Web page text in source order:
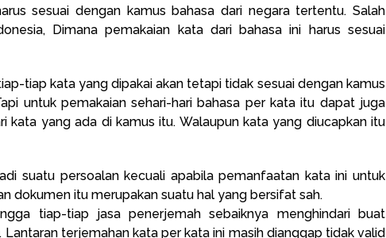
sesuai dengan kamus bahasa dari negara tertentu. Salah
Dimana pemakaian kata dari bahasa ini harus sesuai
tiap kata yang dipakai akan tetapi tidak sesuai dengan kamus
untuk pemakaian sehari-hari bahasa per kata itu dapat juga
kata yang ada di kamus itu. Walaupun kata yang diucapkan itu
suatu persoalan kecuali apabila pemanfaatan kata ini untuk
dokumen itu merupakan suatu hal yang bersifat sah.
tiap-tiap jasa penerjemah sebaiknya menghindari buat
terjemahan kata per kata ini masih dianggap tidak valid